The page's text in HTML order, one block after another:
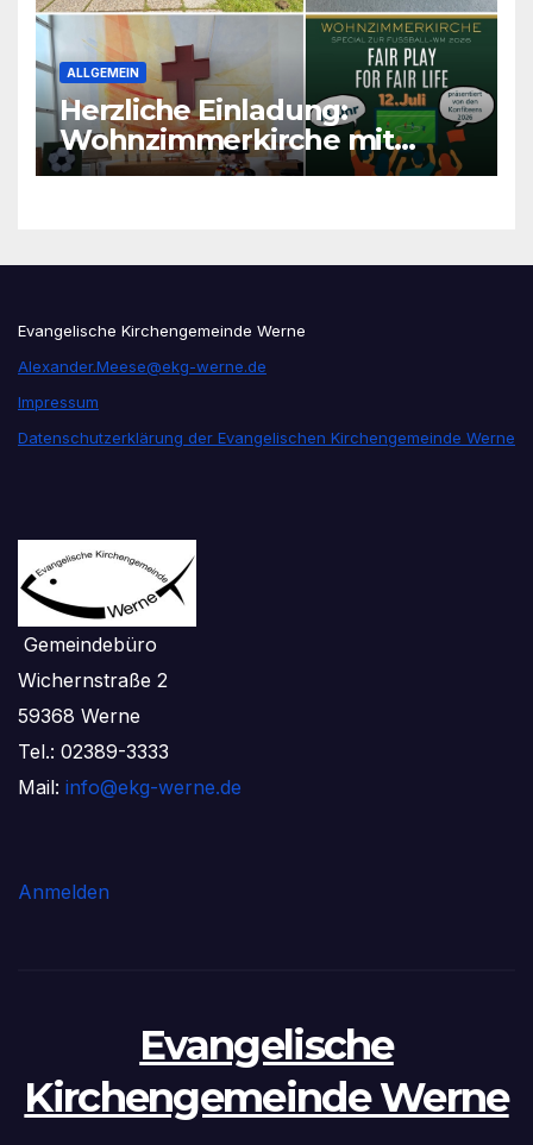
ALLGEMEIN
Herzliche Einladung:
Wohnzimmerkirche mit
unseren Konfis
Evangelische Kirchengemeinde Werne
Alexander.Meese@ekg-werne.de
Impressum
Datenschutzerklärung der Evangelischen Kirchengemeinde Werne
Gemeindebüro
Wichernstraße 2
59368 Werne
Tel.: 02389-3333
Mail: info@ekg-werne.de
Anmelden
Evangelische
Kirchengemeinde Werne